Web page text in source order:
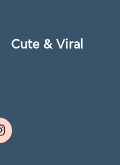
Cute & Viral